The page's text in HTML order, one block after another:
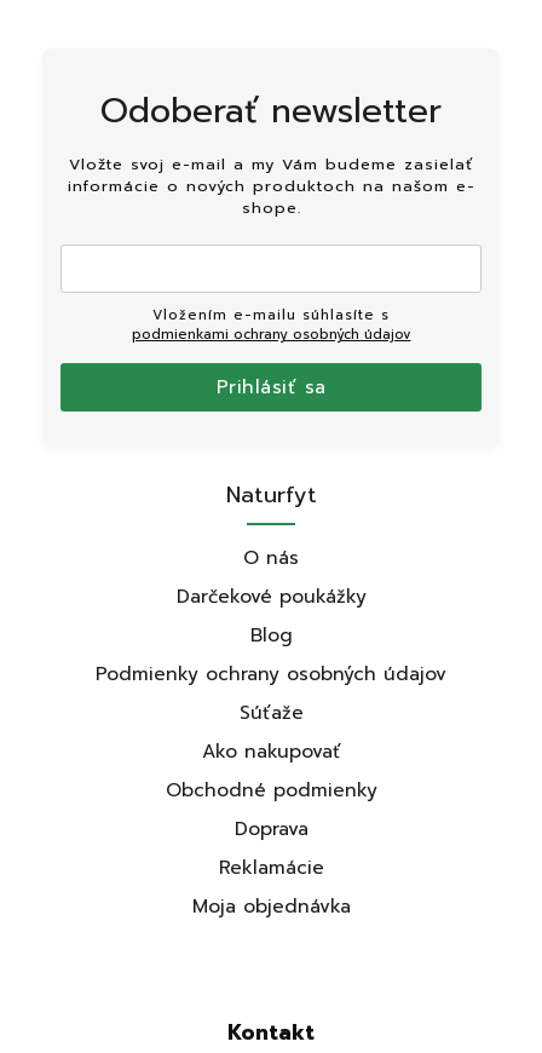
Odoberať newsletter
Vložte svoj e-mail a my Vám budeme zasielať
informácie o nových produktoch na našom e-
shope.
podmienkami ochrany osobných údajov
Prihlásiť sa
Naturfyt
O nás
Darčekové poukážky
Blog
Podmienky ochrany osobných údajov
Súťaže
Ako nakupovať
Obchodné podmienky
Doprava
Reklamácie
Moja objednávka
Kontakt